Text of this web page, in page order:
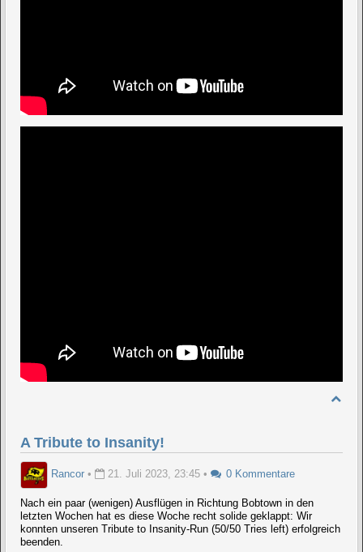
A Tribute to Insanity!
Rancor • 21. Juli 2023, 23:45 • 0 Kommentare
Nach ein paar (wenigen) Ausflügen in Richtung Bobtown in den
letzten Wochen hat es diese Woche recht solide geklappt: Wir
konnten unseren Tribute to Insanity-Run (50/50 Tries left) erfolgreich
beenden.